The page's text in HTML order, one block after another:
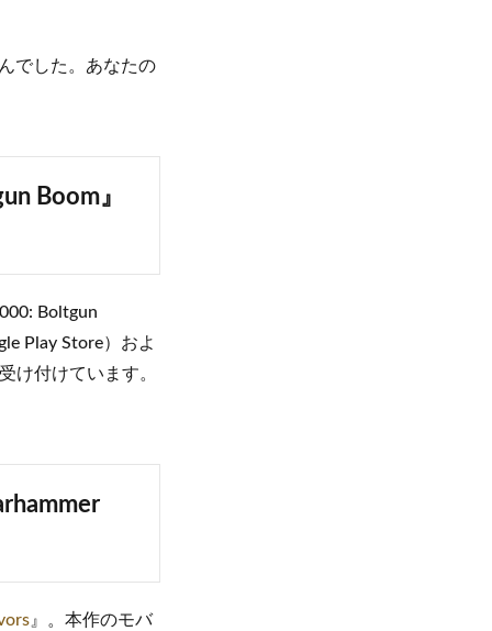
でした。あなたの
Boom』
Boltgun
Play Store）およ
け付けています。
』。本作のモバ